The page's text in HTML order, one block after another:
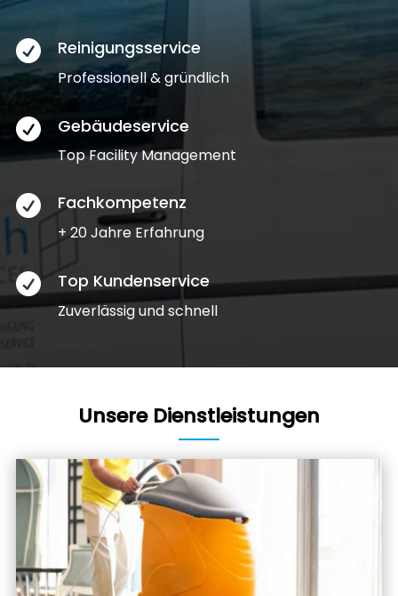
 Reinigungsservice
Professionell & gründlich
 Gebäudeservice
Top Facility Management
 Fachkompetenz
+ 20 Jahre Erfahrung
 Top Kundenservice
Zuverlässig und schnell
Unsere Dienstleistungen